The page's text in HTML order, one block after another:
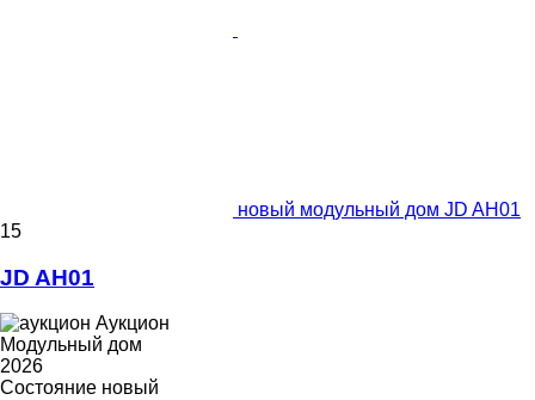
новый модульный дом JD AH01
15
JD AH01
Аукцион
Модульный дом
2026
Состояние новый